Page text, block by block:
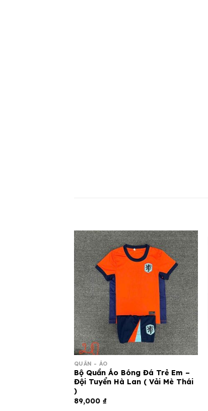
QUẦN - ÁO
Bộ Quần Áo Bóng Đá Trẻ Em –
Đội Tuyển Hà Lan ( Vải Mè Thái
)
89,000 ₫